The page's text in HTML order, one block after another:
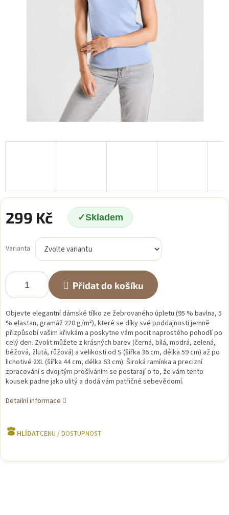
299 Kč Skladem
cena:
Varianta
Přidat do košíku
Objevte elegantní dámské tílko ze žebrovaného úpletu (95 % bavlna, 5
% elastan, gramáž 220 g/m²), které se díky své poddajnosti jemně
přizpůsobí vašim křivkám a poskytne vám pocit naprostého pohodlí po
celý den. Zvolit můžete z krásných barev (černá, bílá, modrá, zelená,
béžová, žlutá, růžová) a velikostí od S (šířka 36 cm, délka 59 cm) až po
lichotivé 2XL (šířka 44 cm, délka 63 cm). Široká ramínka a precizní
zpracování s dvojitým prošíváním se postarají o to, že vám tento
kousek padne jako ulitý a dodá vám patřičné sebevědomí.
Detailní informace
HLÍDAT